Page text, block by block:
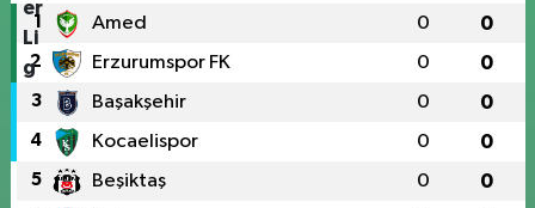
1 Amed 0 0
2 Erzurumspor FK 0 0
3 Başakşehir 0 0
4 Kocaelispor 0 0
5 Beşiktaş 0 0